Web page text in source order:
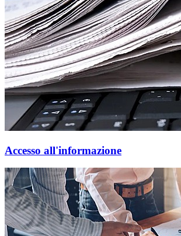
Accesso all'informazione